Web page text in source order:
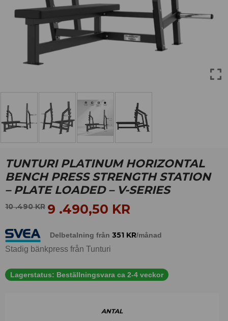
TUNTURI PLATINUM HORIZONTAL
BENCH PRESS STRENGTH STATION
– PLATE LOADED – V-SERIES
10 .490KR 9 .490,50 KR
Delbetalning från 351 KR/månad
Stadig bänkpress från Tunturi
Lagerstatus: Beställningsvara ca 2-4 veckor
ANTAL